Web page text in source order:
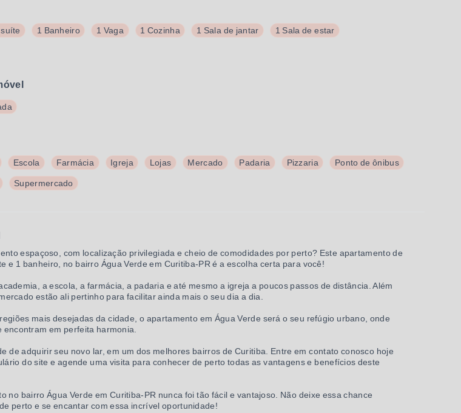
1 Banheiro 1 Vaga 1 Cozinha 1 Sala de jantar 1 Sala de estar
Escola Farmácia Igreja Lojas Mercado Padaria Pizzaria Ponto de ônibus
Supermercado
espaçoso, com localização privilegiada e cheio de comodidades por perto? Este apartamento de
e 1 banheiro, no bairro Água Verde em Curitiba-PR é a escolha certa para você!
a escola, a farmácia, a padaria e até mesmo a igreja a poucos passos de distância. Além
estão ali pertinho para facilitar ainda mais o seu dia a dia.
mais desejadas da cidade, o apartamento em Água Verde será o seu refúgio urbano, onde
em perfeita harmonia.
de adquirir seu novo lar, em um dos melhores bairros de Curitiba. Entre em contato conosco hoje
do site e agende uma visita para conhecer de perto todas as vantagens e benefícios deste
no bairro Água Verde em Curitiba-PR nunca foi tão fácil e vantajoso. Não deixe essa chance
perto e se encantar com essa incrível oportunidade!